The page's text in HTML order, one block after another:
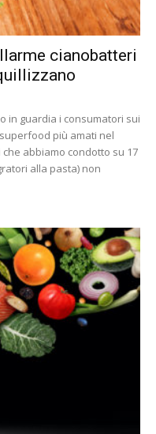
cianobatteri
in guardia i consumatori sui
più amati nel
abbiamo condotto su 17
alla pasta) non